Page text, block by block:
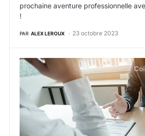
prochaine aventure professionnelle
!
PAR ALEX LEROUX 23 octobre 2023
Offres d’emploi web3 crypto de